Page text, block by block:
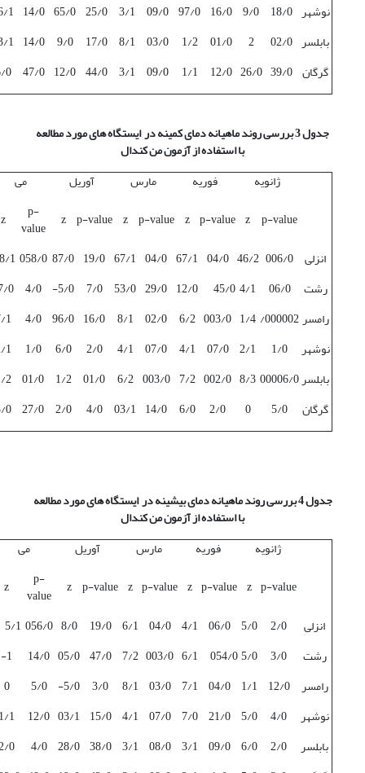
نوشهر 18/0
9/0
16/0
97/0
09/0
3/1
25/0
65/0
14/0
1
بابلسر 02/0
2
01/0
1/2
03/0
8/1
17/0
9/0
14/0
1
گرگان 39/0
26/0
12/0
1/1
09/0
3/1
44/0
12/0
47/0
0
جدول 3 بررسی روند ماهیانه دمای کمینه در ایستگاه های مورد مطالعه
با استفاده از آزمون من کندال
ژانویه
فوریه مارس آوریل
می
p-value
z
p-value
z
p-value
z
p-value
z
p-
value
z
انزلی 006/0
46/2
04/0
67/1
04/0
67/1
19/0
87/0
058/0
1
رشت
06/0
4/1
45/0
12/0
29/0
53/0
7/0
5/0-
4/0
0
رامسر000002/
1/4
003/0
6/2
02/0
8/1
16/0
96/0
4/0
1
نوشهر
1/0
2/1
07/0
4/1
07/0
4/1
2/0
6/0
1/0
1
بابلسر00006/0
8/3
002/0
7/2
003/0
6/2
01/0
1/2
01/0
2
گرگان
5/0
0
2/0
6/0
14/0
03/1
4/0
2/0
27/0
0
جدول 4 بررسی روند ماهیانه دمای بیشینه در ایستگاه های مورد مطالعه
با استفاده از آزمون من کندال
ژانویه
فوریه مارس آوریل
می
p-value
z
p-value
z
p-value
z
p-value
z
p-
value
z
انزلی
2/0
5/0
06/0
4/1
04/0
6/1
19/0
8/0
056/0
5/1
رشت
3/0
5/0
054/0
6/1
003/0
7/2
47/0
05/0
14/0
1-
رامسر 12/0
1/1
04/0
7/1
03/0
8/1
3/0
5/0-
5/0
0
نوشهر
4/0
5/0
21/0
7/0
07/0
4/1
15/0
03/1
12/0
1
بابلسر
2/0
6/0
09/0
3/1
08/0
3/1
38/0
28/0
4/0
0